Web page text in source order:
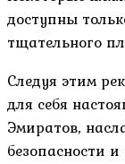
доступны
тщательного
Следуя этим
для себя
Эмиратов,
безопасности